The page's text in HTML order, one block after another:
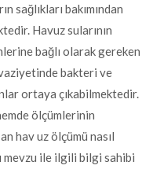
sağlıkları bakımından
Havuz sularının
bağlı olarak gereken
vaziyetinde bakteri ve
ortaya çıkabilmektedir.
ölçümlerinin
hav uz ölçümü nasıl
mevzu ile ilgili bilgi sahibi